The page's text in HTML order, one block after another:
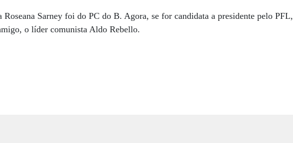
Roseana Sarney foi do PC do B. Agora, se for candidata a presidente pelo PFL,
o líder comunista Aldo Rebello.